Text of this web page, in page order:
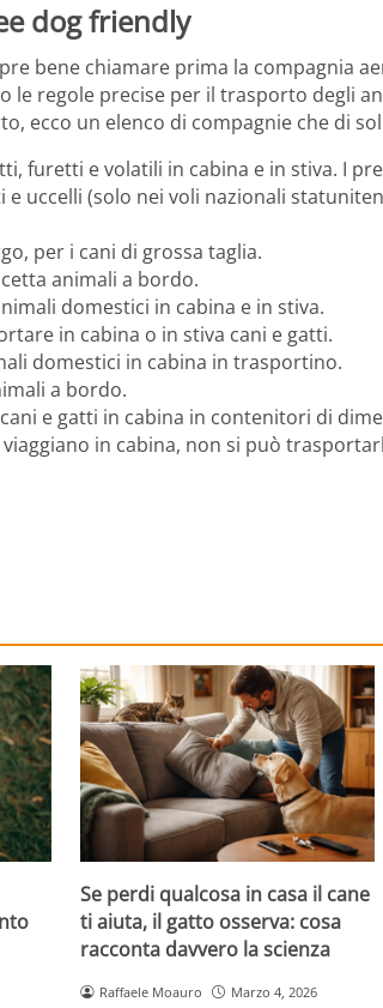
dog friendly
bene chiamare prima la compagnia
le regole precise per il trasporto degli
ecco un elenco di compagnie che di
furetti e volatili in cabina e in stiva. I
e uccelli (solo nei voli nazionali
per i cani di grossa taglia.
animali a bordo.
domestici in cabina e in stiva.
in cabina o in stiva cani e gatti.
domestici in cabina in trasportino.
a bordo.
e gatti in cabina in contenitori di
in cabina, non si può
Se perdi qualcosa in casa il cane
ti aiuta, il gatto osserva: cosa
racconta davvero la scienza
Raffaele Moauro Marzo 4, 2026